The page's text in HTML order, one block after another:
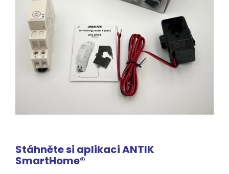
Stáhněte si aplikaci ANTIK
SmartHome®